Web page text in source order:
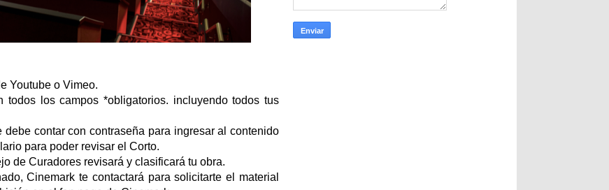
Youtube o Vimeo.
los campos *obligatorios. incluyendo todos tus
contar con contraseña para ingresar al contenido
para poder revisar el Corto.
de Curadores revisará y clasificará tu obra.
Cinemark te contactará para solicitarte el material